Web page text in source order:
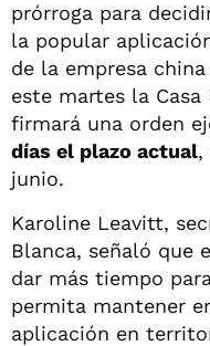
prórroga para
la popular
de la empresa china
este martes la
firmará una orden
días el plazo actual,
junio.
Karoline Leavitt,
Blanca, señaló que
dar más tiempo
permita mantener
aplicación en